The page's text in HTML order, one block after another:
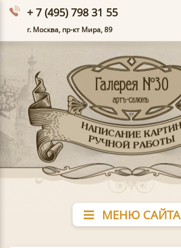
+ 7 (495) 798 31 55
г. Москва, пр-кт Мира, 89
МЕНЮ САЙТА